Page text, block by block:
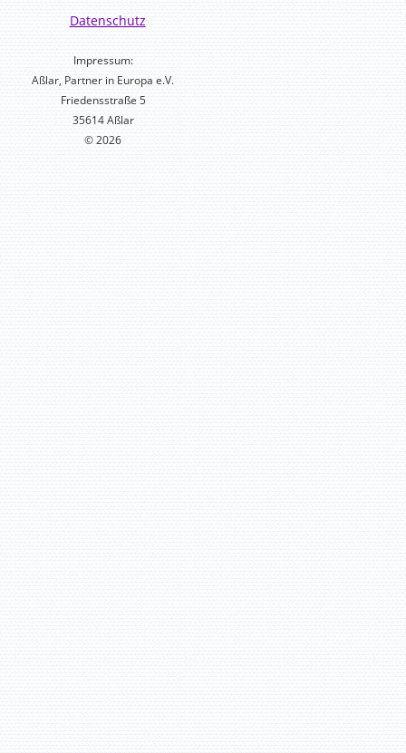
Impressum:
Aßlar, Partner in Europa e.V.
Friedensstraße 5
35614 Aßlar
© 2026
Datenschutz